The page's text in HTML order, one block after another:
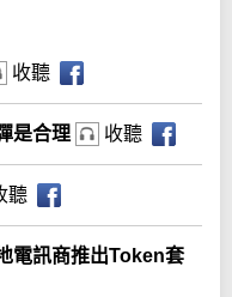
收聽
是合理 收聽
聽
電訊商推出Token套